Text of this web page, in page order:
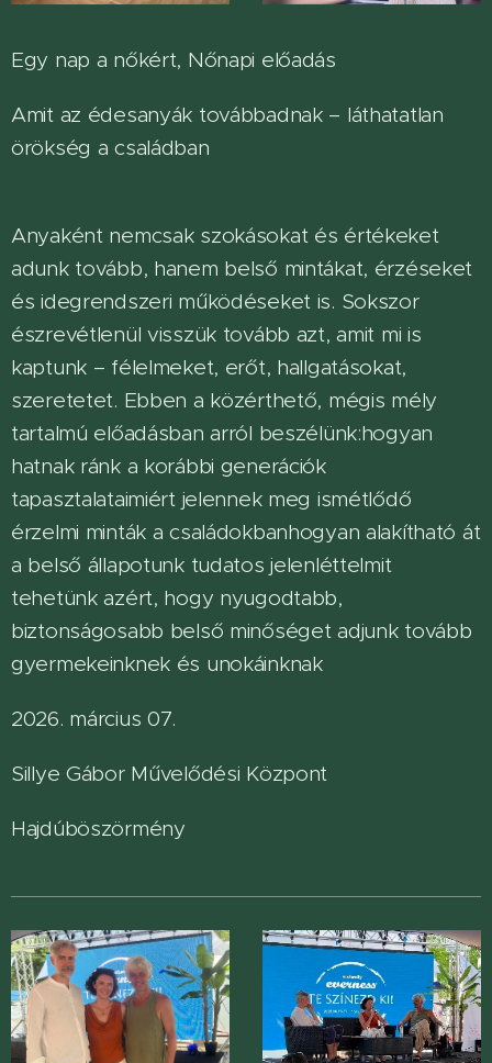
Egy nap a nőkért, Nőnapi előadás
Amit az édesanyák továbbadnak – láthatatlan
örökség a családban
Anyaként nemcsak szokásokat és értékeket
adunk tovább, hanem belső mintákat, érzéseket
és idegrendszeri működéseket is. Sokszor
észrevétlenül visszük tovább azt, amit mi is
kaptunk – félelmeket, erőt, hallgatásokat,
szeretetet. Ebben a közérthető, mégis mély
tartalmú előadásban arról beszélünk:hogyan
hatnak ránk a korábbi generációk
tapasztalataimiért jelennek meg ismétlődő
érzelmi minták a családokbanhogyan alakítható át
a belső állapotunk tudatos jelenléttelmit
tehetünk azért, hogy nyugodtabb,
biztonságosabb belső minőséget adjunk tovább
gyermekeinknek és unokáinknak
2026. március 07.
Sillye Gábor Művelődési Központ
Hajdúböszörmény